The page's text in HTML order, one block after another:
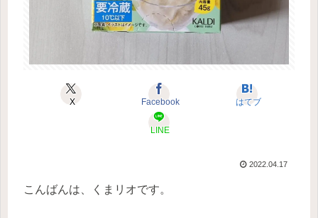
X Facebook はてブ
LINE
2022.04.17
こんばんは、くまリオです。